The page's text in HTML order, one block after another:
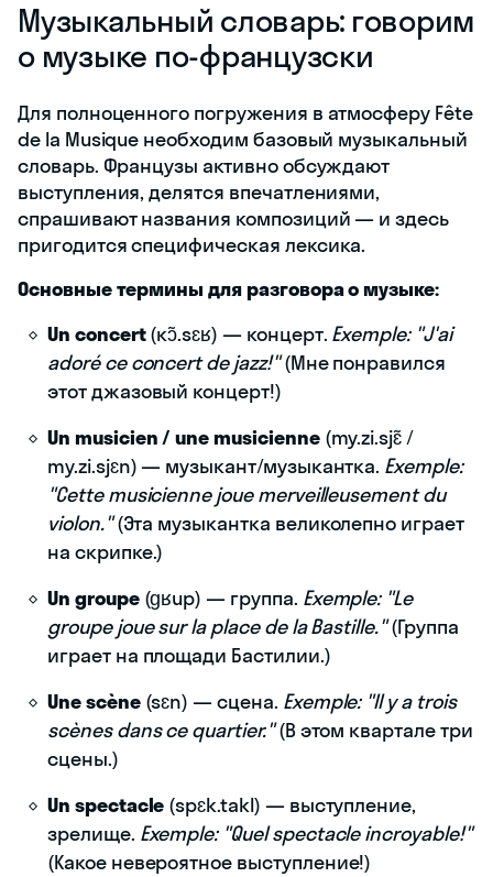
Музыкальный словарь: говорим
о музыке по-французски
Для полноценного погружения в атмосферу Fête
de la Musique необходим базовый музыкальный
словарь. Французы активно обсуждают
выступления, делятся впечатлениями,
спрашивают названия композиций — и здесь
пригодится специфическая лексика.
Основные термины для разговора о музыке:
Un concert(кɔ̃.sɛʁ) — концерт. Exemple: "J'ai
adoré ce concert de jazz!"(Мне понравился
этот джазовый концерт!)
Un musicien / une musicienne(my.zi.sjɛ̃ /
my.zi.sjɛn) — музыкант/музыкантка. Exemple:
"Cette musicienne joue merveilleusement du
violon."(Эта музыкантка великолепно играет
на скрипке.)
Un groupe(ɡʁup) — группа. Exemple: "Le
groupe joue sur la place de la Bastille."(Группа
играет на площади Бастилии.)
Une scène(sɛn) — сцена. Exemple: "Il y a trois
scènes dans ce quartier."(В этом квартале три
сцены.)
Un spectacle (spɛk.takl) — выступление,
зрелище. Exemple: "Quel spectacle incroyable!"
(Какое невероятное выступление!)